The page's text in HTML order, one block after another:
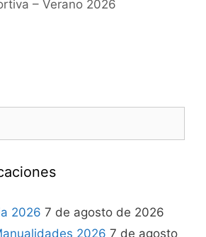
– Verano 2026
2026 7 de agosto de 2026
2026 7 de agosto